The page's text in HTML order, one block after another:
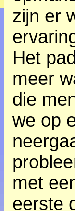
zijn er
Het
meer
die
we op
met
eerste